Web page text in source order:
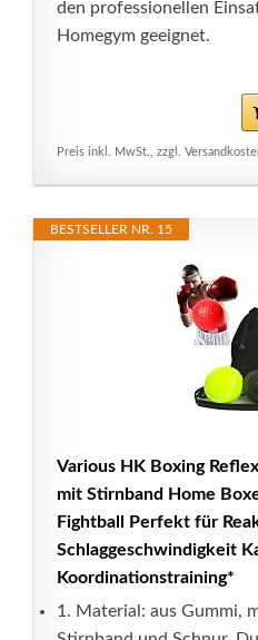
den professionellen
Homegym geeignet.
Preis inkl. MwSt., zzgl.
BESTSELLER NR. 15
Various HK Boxing
mit Stirnband Home
Fightball Perfekt für
Schlaggeschwindigkeit
Koordinationstraining*
1. Material: aus Gummi,